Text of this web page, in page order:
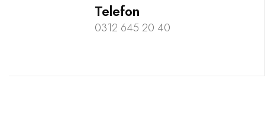
Telefon
0312 645 20 40